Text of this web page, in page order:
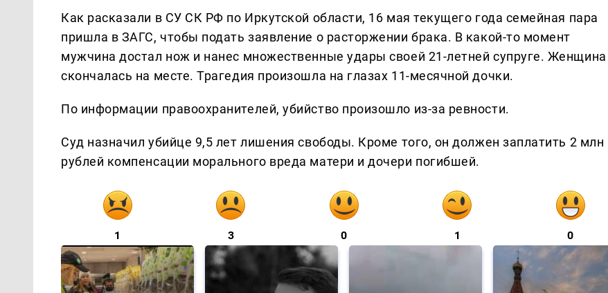
Как расказали в СУ СК РФ по Иркутской области, 16 мая текущего года семейная пара
пришла в ЗАГС, чтобы подать заявление о расторжении брака. В какой-то момент
мужчина достал нож и нанес множественные удары своей 21-летней супруге. Женщина
скончалась на месте. Трагедия произошла на глазах 11-месячной дочки.
По информации правоохранителей, убийство произошло из-за ревности.
Суд назначил убийце 9,5 лет лишения свободы. Кроме того, он должен заплатить 2 млн
рублей компенсации морального вреда матери и дочери погибшей.
1 3 0 1 0